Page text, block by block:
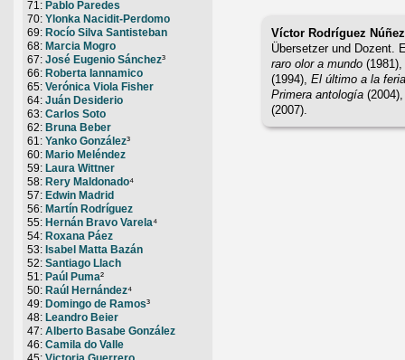
71: Pablo Paredes
70: Ylonka Nacidit-Perdomo
69: Rocío Silva Santisteban
68: Marcia Mogro
67: José Eugenio Sánchez³
66: Roberta Iannamico
65: Verónica Viola Fisher
64: Juán Desiderio
63: Carlos Soto
62: Bruna Beber
61: Yanko González³
60: Mario Meléndez
59: Laura Wittner
58: Rery Maldonado⁴
57: Edwin Madrid
56: Martín Rodríguez
55: Hernán Bravo Varela⁴
54: Roxana Páez
53: Isabel Matta Bazán
52: Santiago Llach
51: Paúl Puma²
50: Raúl Hernández⁴
49: Domingo de Ramos³
48: Leandro Beier
47: Alberto Basabe González
46: Camila do Valle
Víctor Rodríguez Núñez
Übersetzer und Dozent.
raro olor a mundo (1981),
(1994), El último a la feria
Primera antología
(2007).